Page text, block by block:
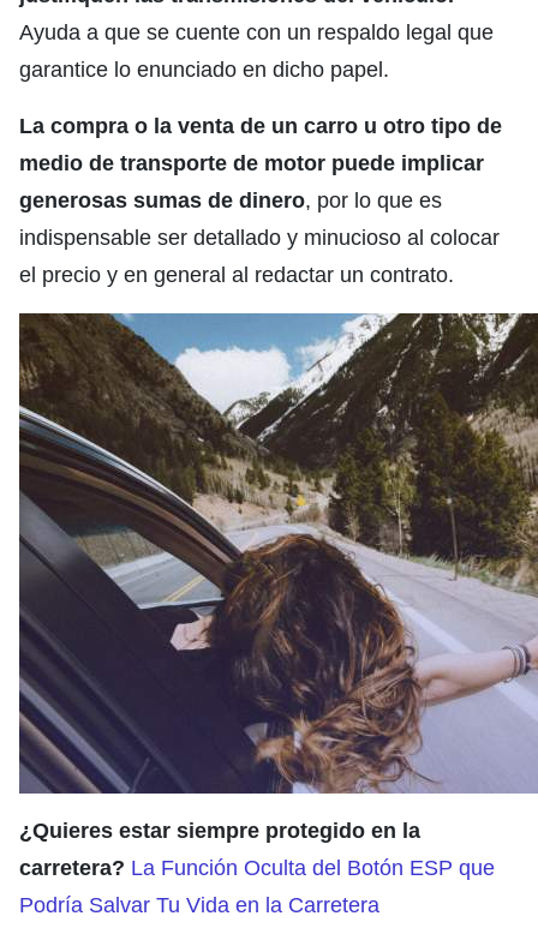
Ayuda a que se cuente con un respaldo legal que
garantice lo enunciado en dicho papel.
La compra o la venta de un carro u otro tipo de
medio de transporte de motor puede implicar
generosas sumas de dinero, por lo que es
indispensable ser detallado y minucioso al colocar
el precio y en general al redactar un contrato.
¿Quieres estar siempre protegido en la
carretera? La Función Oculta del Botón ESP que
Podría Salvar Tu Vida en la Carretera